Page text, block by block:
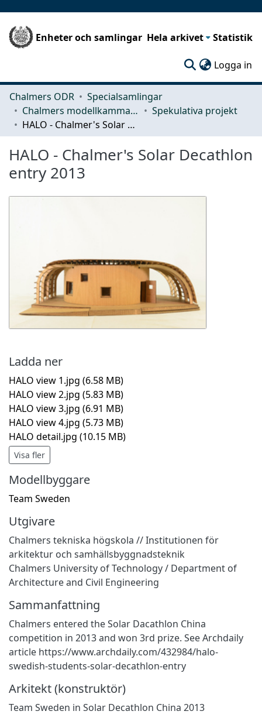
Enheter och samlingar Hela arkivet Statistik
Logga in
Chalmers ODR
Specialsamlingar
Chalmers modellkammare
Spekulativa projekt
HALO - Chalmer's Solar Decathlon entry 2013
HALO - Chalmer's Solar Decathlon
entry 2013
Ladda ner
HALO view 1.jpg (6.58 MB)
HALO view 2.jpg (5.83 MB)
HALO view 3.jpg (6.91 MB)
HALO view 4.jpg (5.73 MB)
HALO detail.jpg (10.15 MB)
Visa fler
Modellbyggare
Team Sweden
Utgivare
Chalmers tekniska högskola // Institutionen för
arkitektur och samhällsbyggnadsteknik
Chalmers University of Technology / Department of
Architecture and Civil Engineering
Sammanfattning
Chalmers entered the Solar Dacathlon China
competition in 2013 and won 3rd prize. See Archdaily
article https://www.archdaily.com/432984/halo-
swedish-students-solar-decathlon-entry
Arkitekt (konstruktör)
Team Sweden in Solar Decathlon China 2013